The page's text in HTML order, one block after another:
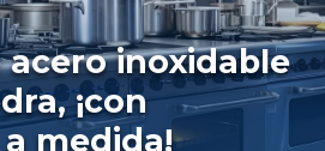
acero inoxidable
¡con
medida!